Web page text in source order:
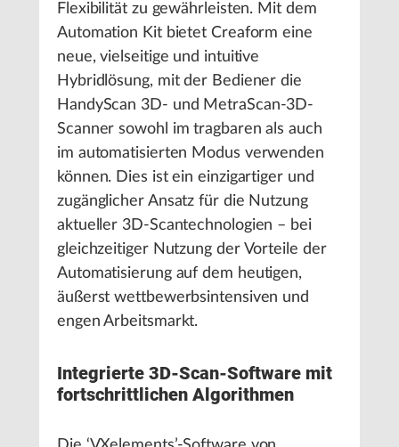
Flexibilität zu gewährleisten. Mit dem
Automation Kit bietet Creaform eine
neue, vielseitige und intuitive
Hybridlösung, mit der Bediener die
HandyScan 3D- und MetraScan-3D-
Scanner sowohl im tragbaren als auch
im automatisierten Modus verwenden
können. Dies ist ein einzigartiger und
zugänglicher Ansatz für die Nutzung
aktueller 3D-Scantechnologien – bei
gleichzeitiger Nutzung der Vorteile der
Automatisierung auf dem heutigen,
äußerst wettbewerbsintensiven und
engen Arbeitsmarkt.
Integrierte 3D-Scan-Software mit
fortschrittlichen Algorithmen